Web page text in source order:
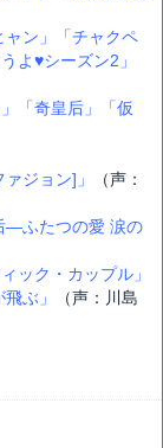
ン」
「チャクペ
よ♥シーズン2」
「奇皇后」
「仮
ァジョン]」
（声：
―ふたつの愛 涙の
ック・カップル」
飛ぶ」
（声：川島